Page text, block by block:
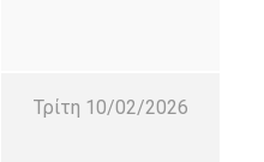
Τρίτη 10/02/2026